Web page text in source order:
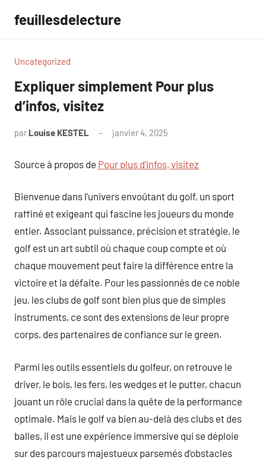
contenu
feuillesdelecture
Uncategorized
Expliquer simplement Pour plus
d’infos, visitez
par Louise KESTEL janvier 4, 2025
Source à propos de Pour plus d’infos, visitez
Bienvenue dans l’univers envoûtant du golf, un sport
raffiné et exigeant qui fascine les joueurs du monde
entier. Associant puissance, précision et stratégie, le
golf est un art subtil où chaque coup compte et où
chaque mouvement peut faire la différence entre la
victoire et la défaite. Pour les passionnés de ce noble
jeu, les clubs de golf sont bien plus que de simples
instruments, ce sont des extensions de leur propre
corps, des partenaires de confiance sur le green.
Parmi les outils essentiels du golfeur, on retrouve le
driver, le bois, les fers, les wedges et le putter, chacun
jouant un rôle crucial dans la quête de la performance
optimale. Mais le golf va bien au-delà des clubs et des
balles, il est une expérience immersive qui se déploie
sur des parcours majestueux parsemés d’obstacles